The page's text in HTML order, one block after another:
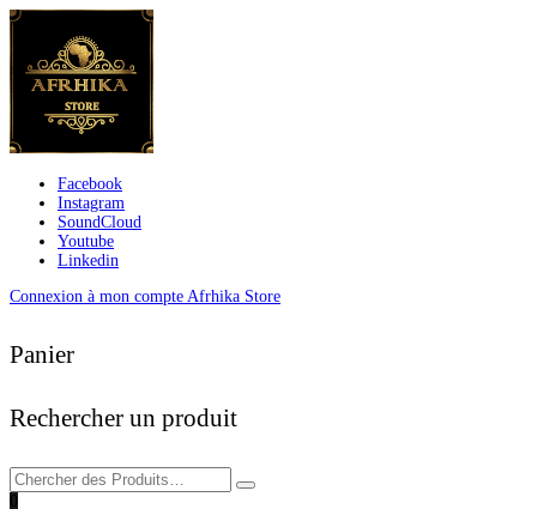
Facebook
Instagram
SoundCloud
Youtube
Linkedin
Connexion à mon compte Afrhika Store
Panier
Rechercher un produit